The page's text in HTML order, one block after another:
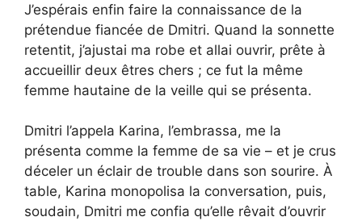
J’espérais enfin faire la connaissance de la
prétendue fiancée de Dmitri. Quand la sonnette
retentit, j’ajustai ma robe et allai ouvrir, prête à
accueillir deux êtres chers ; ce fut la même
femme hautaine de la veille qui se présenta.
Dmitri l’appela Karina, l’embrassa, me la
présenta comme la femme de sa vie – et je crus
déceler un éclair de trouble dans son sourire. À
table, Karina monopolisa la conversation, puis,
soudain, Dmitri me confia qu’elle rêvait d’ouvrir